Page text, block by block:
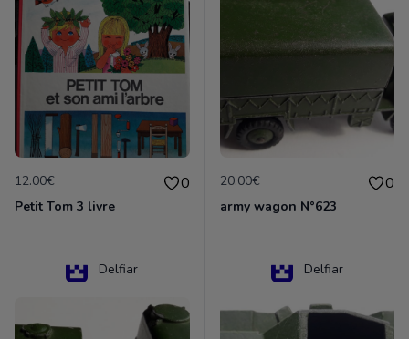
12.00€ 0
Petit Tom 3 livre
20.00€ 0
army wagon N°623
Delfiar Delfiar